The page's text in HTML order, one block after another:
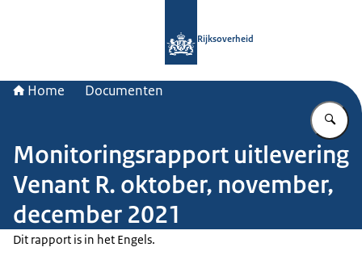
Rijksoverheid
Home Documenten
Monitoringsrapport uitlevering
Venant R. oktober, november,
december 2021
Dit rapport is in het Engels.